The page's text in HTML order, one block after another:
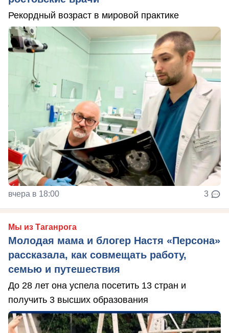
Рекордный возраст в мировой практике
вчера в 18:00 3
Мы из Таганрога
Молодая мама и блогер Настя «Персона»
рассказала, как совмещать работу,
семью и путешествия
До 28 лет она успела посетить 13 стран и
получить 3 высших образования